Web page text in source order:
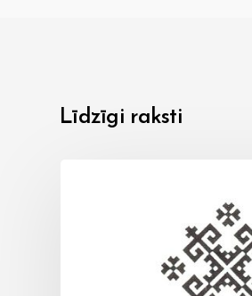
Līdzīgi raksti